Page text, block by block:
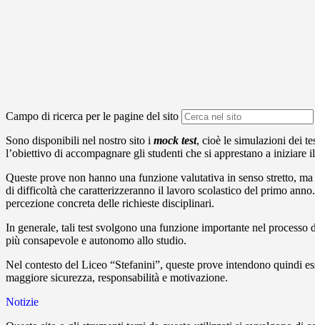
Campo di ricerca per le pagine del sito
Sono disponibili nel nostro sito i mock test, cioè le simulazioni dei
l’obiettivo di accompagnare gli studenti che si apprestano a iniziare
Queste prove non hanno una funzione valutativa in senso stretto,
di difficoltà che caratterizzeranno il lavoro scolastico del primo
percezione concreta delle richieste disciplinari.
In generale, tali test svolgono una funzione importante nel
più consapevole e autonomo allo studio.
Nel contesto del Liceo “Stefanini”, queste prove intendono quindi
maggiore sicurezza, responsabilità e motivazione.
Notizie